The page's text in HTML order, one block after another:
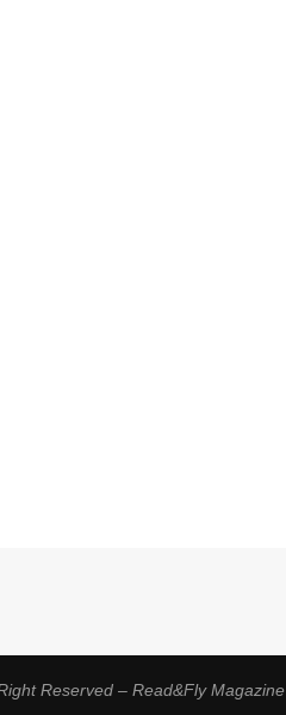
Reserved – Read&Fly Magazine